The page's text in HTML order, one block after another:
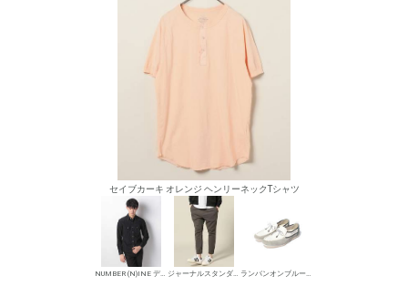
セイブカーキ オレンジ ヘンリーネックTシャツ
NUMBER (N)INE デニムシャツ ジャーナルスタンダード スウェットパンツ ランバンオンブルー（メンズシューズ） デッキシューズ